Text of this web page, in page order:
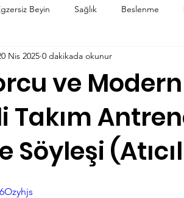
Beyin Sağlık Beslenme
Kitapları Çocuk ve Spor
Satranç
ve
Takım
Söyleşi
Nis 2025 0 dakikada okunur